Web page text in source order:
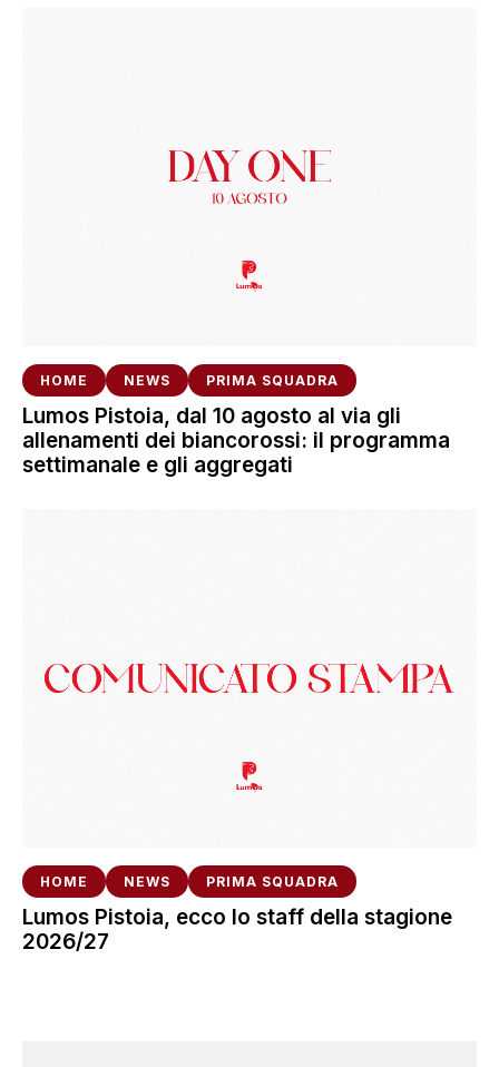
HOME NEWS PRIMA SQUADRA
Lumos Pistoia, dal 10 agosto al via gli
allenamenti dei biancorossi: il programma
settimanale e gli aggregati
HOME NEWS PRIMA SQUADRA
Lumos Pistoia, ecco lo staff della stagione
2026/27